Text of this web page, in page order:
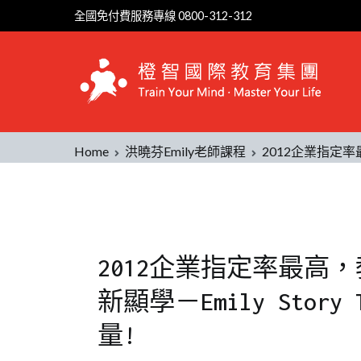
全國免付費服務專線 0800-312-312
Home 洪曉芬Emily老師課程 2012企業指定率
2012企業指定率最高
新顯學－Emily Story
量!